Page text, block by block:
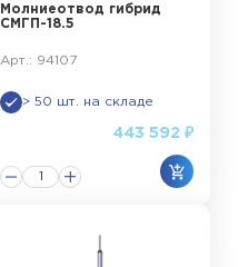
Молниеотвод гибрид
СМГП-18.5
Арт.: 94107
> 50 шт. на складе
443 592 ₽